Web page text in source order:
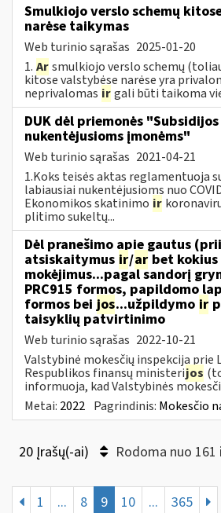
Smulkiojo verslo schemų
narėse taikymas
Web turinio sąrašas 2025-01-20
1. Arsmulkiojo verslo schemų
kitose valstybėse narėse yra
neprivalomas irgali būti taikoma
DUK dėl priemonės
nukentėjusioms įmonėms"
Web turinio sąrašas 2021-04-21
1.Koks teisės aktas reglamentuoja
labiausiai nukentėjusioms nuo
Ekonomikos skatinimo ir
plitimo sukeltų...
Dėl pranešimo apie gautus
atsiskaitymus ir/ar bet
mokėjimus...pagal sandorį
PRC915 formos, papildomo
formos bei jos...užpildymo ir
taisyklių patvirtinimo
Web turinio sąrašas 2022-10-21
Valstybinė mokesčių inspekcija prie
Respublikos finansų ministerijos
informuoja, kad Valstybinės
Metai: 2022 Pagrindinis: Mokesčio
20 Įrašų(-ai) Rodoma nuo 161
1 ... 8 9 10 ... 365